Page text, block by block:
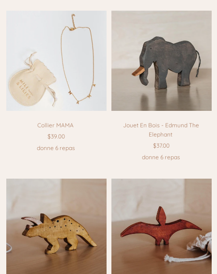
Collier MAMA
$39.00
donne 6 repas
Jouet En Bois - Edmund The
Elephant
$37.00
donne 6 repas